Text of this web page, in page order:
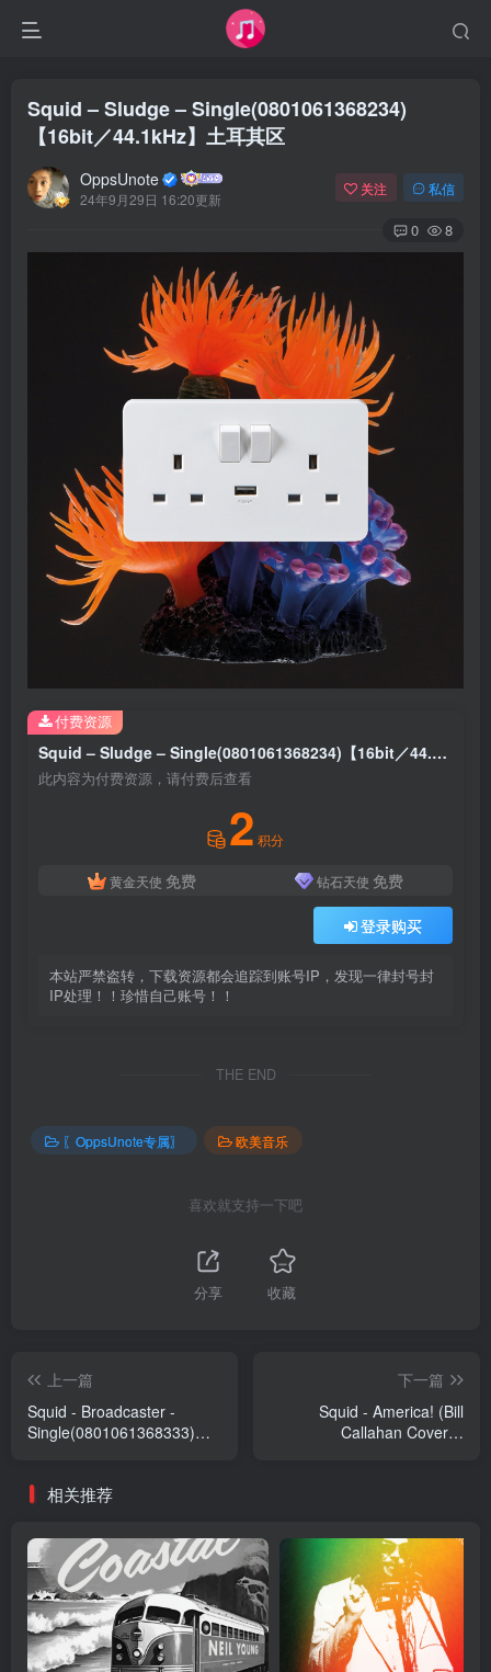
Squid – Sludge – Single(0801061368234)
【16bit／44.1kHz】土耳其区
OppsUnote
24年9月29日 16:20更新
关注 私信
0 8
Squid – Sludge – Single(0801061368234)【16bit／44.1kHz】土耳其区
此内容为付费资源，请付费后查看
2 积分
黄金天使 免费 钻石天使 免费
登录购买
本站严禁盗转，下载资源都会追踪到账号IP，发现一律封号封
IP处理！！珍惜自己账号！！
付费资源
THE END
〖OppsUnote专属〗 欧美音乐
喜欢就支持一下吧
分享 收藏
上一篇
Squid - Broadcaster -
Single(0801061368333)
下一篇
Squid - America! (Bill
Callahan Cover) -
相关推荐